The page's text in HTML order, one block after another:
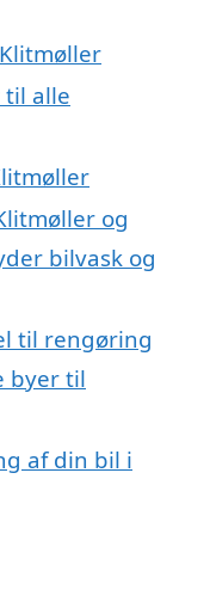
alle
og
bilvask og
til rengøring
byer til
af din bil i